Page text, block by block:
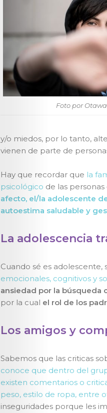
Conoce
Foto por
y/o miedos, por lo tanto,
vienen de parte de
Hay que recordar que la
psicológico de las
afecto, el/la adolescente
autoestima saludable y
La adolescencia
Cuando sé es
emocionales, cognitivos y
ansiedad por la búsqueda
por la cual el rol de los
Los amigos y
Sabemos que las criticas
conoce que dentro del
existen comentarios o
peso, estilo de ropa, entre
inseguridades porque les